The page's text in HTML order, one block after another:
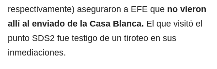
respectivamente) aseguraron a EFE que no vieron
allí al enviado de la Casa Blanca. El que visitó el
punto SDS2 fue testigo de un tiroteo en sus
inmediaciones.